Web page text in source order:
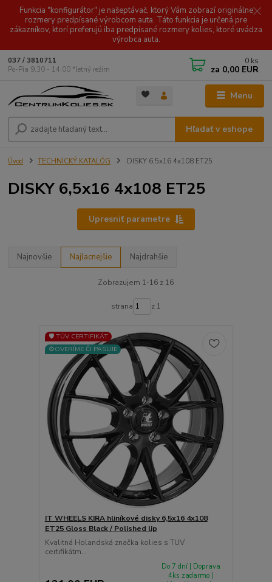
Funkcia "konfigurátor" je našeptávač, ktorý Vám zobrazí originálne
rozmery predpísané výrobcom auta. Táto funkcia je určená pre
zákazníkov, ktorí preferujú iba predpísané rozmery kolies, ktoré uvádza
výrobca auta.
Menu
Hľadať v eshope
037 / 3810711
Po-Pia 9.30 - 14.00 *letný režim
0 ks
za 0,00 EUR
Úvod TECHNICKÝ KATALÓG DISKY 6,5x16 4x108 ET25
DISKY 6,5x16 4x108 ET25
Upresniť parametre
Najnovšie Najlacnejšie Najdrahšie
Zobrazujem 1-16 z 16
strana z 1
🛡️ TÜV CERTIFIKÁT
⚙️OVERÍME ČI PASUJE
IT WHEELS KIRA hliníkové disky 6,5x16 4x108
ET25 Gloss Black / Polished lip
Kvalitná Holandská značka kolies s TUV
certifikátm...
Do 7 dní | Doprava
4ks zadarmo |